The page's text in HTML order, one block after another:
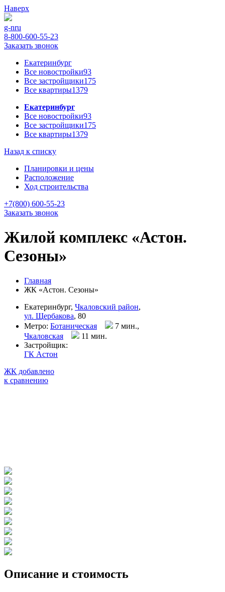
Наверх
g-nru
8-800-600-55-23
Заказать звонок
Екатеринбург
Все новостройки93
Все застройщики175
Все квартиры1379
Екатеринбург
Все новостройки93
Все застройщики175
Все квартиры1379
Назад к списку
Планировки и цены
Расположение
Ход строительства
+7(800) 600-55-23
Заказать звонок
Жилой комплекс «Астон.
Сезоны»
Главная
ЖК «Астон. Сезоны»
Екатеринбург, Чкаловский район,
ул. Щербакова, 80
Метро: Ботаническая
7 мин.,
Чкаловская
11 мин.
Застройщик:
ГК Астон
ЖК добавлено
к сравнению
Описание и стоимость